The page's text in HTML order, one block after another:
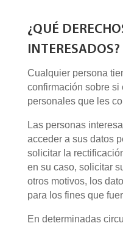
¿QUÉ
INTERESADOS?
Cualquier persona
confirmación sobre si
personales que les
Las personas
acceder a sus datos
solicitar la
en su caso, solicitar
otros motivos, los
para los fines que
En determinadas